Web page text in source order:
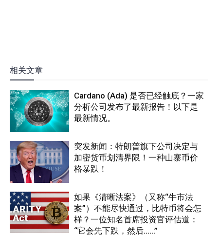
相关文章
Cardano (Ada) 是否已经触底？一家
分析公司发布了最新报告！以下是
最新情况。
突发新闻：特朗普旗下公司决定与
加密货币划清界限！一种山寨币价
格暴跌！
如果《清晰法案》（又称“牛市法
案”）不能尽快通过，比特币将会怎
样？一位知名首席投资官评估道：
“它会先下跌，然后……”